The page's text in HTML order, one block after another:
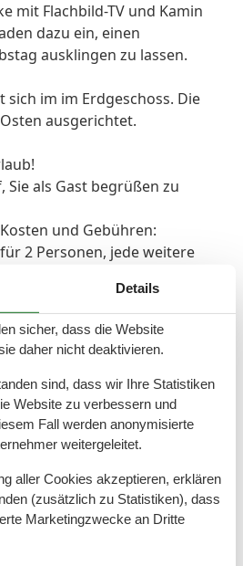
mit Flachbild-TV und Kamin
dazu ein, einen
ausklingen zu lassen.
im im Erdgeschoss. Die
ausgerichtet.
als Gast begrüßen zu
und Gebühren:
2 Personen, jede weitere
in der Silvesterwoche das
bei einem Mindestaufenthalt
flexibel, buchbar ist.
wird im Voraus fällig und
werden. Die
nach Abreise zurück erstattet.
sind inklusive.
auf Wunsch
werden.
Anreise fällig.
Tiefgarage mit einer
Metern kostenfrei zur
Details
sicher, dass die Website
daher nicht deaktivieren.
sind, dass wir Ihre Statistiken
Website zu verbessern und
Fall werden anonymisierte
weitergeleitet.
aller Cookies akzeptieren, erklären
(zusätzlich zu Statistiken), dass
Marketingzwecke an Dritte